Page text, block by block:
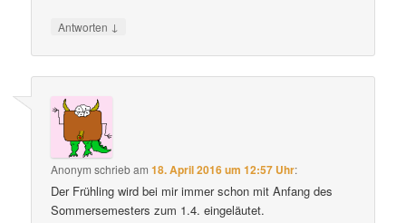
Antworten ↓
Anonym schriebam18. April 2016 um 12:57 Uhr:
Der Frühling wird bei mir immer schon mit Anfang des
Sommersemesters zum 1.4. eingeläutet.